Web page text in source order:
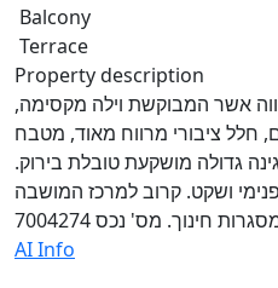
Balcony
Terrace
Property description
אשר המבוקשת וילה מקסימה,
6 חדרים, חלל ציבורי מרווח מאוד, מטבח
גדולה מושקעת טובלת בירוק.
ושקט. קרוב למרכז המושבה
חינוך. מס' נכס 7004274
AI Info